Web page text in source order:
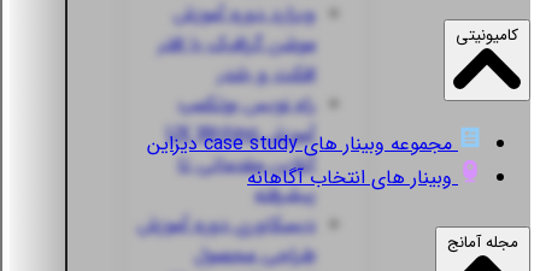
ویزارددوره آموزش
موشن گرافیک با افتر
افکت و بلندر
راه نویسبوتکمپ
آموزش UX Writing
آنلاین مقدماتی تا
پیشرفته
دیسکاوریدوره آموزش
طراحی محصول
کامیونیتی
مجموعه وبینار های case study دیزاین
وبینار های انتخاب آگاهانه
مجله آمانج